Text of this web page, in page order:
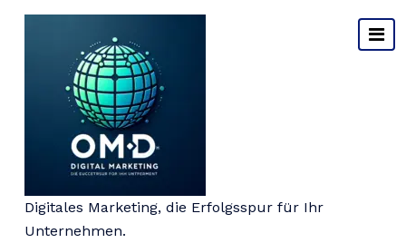
Digitales Marketing, die Erfolgsspur für Ihr
Unternehmen.
Schlagwort-Archiv: